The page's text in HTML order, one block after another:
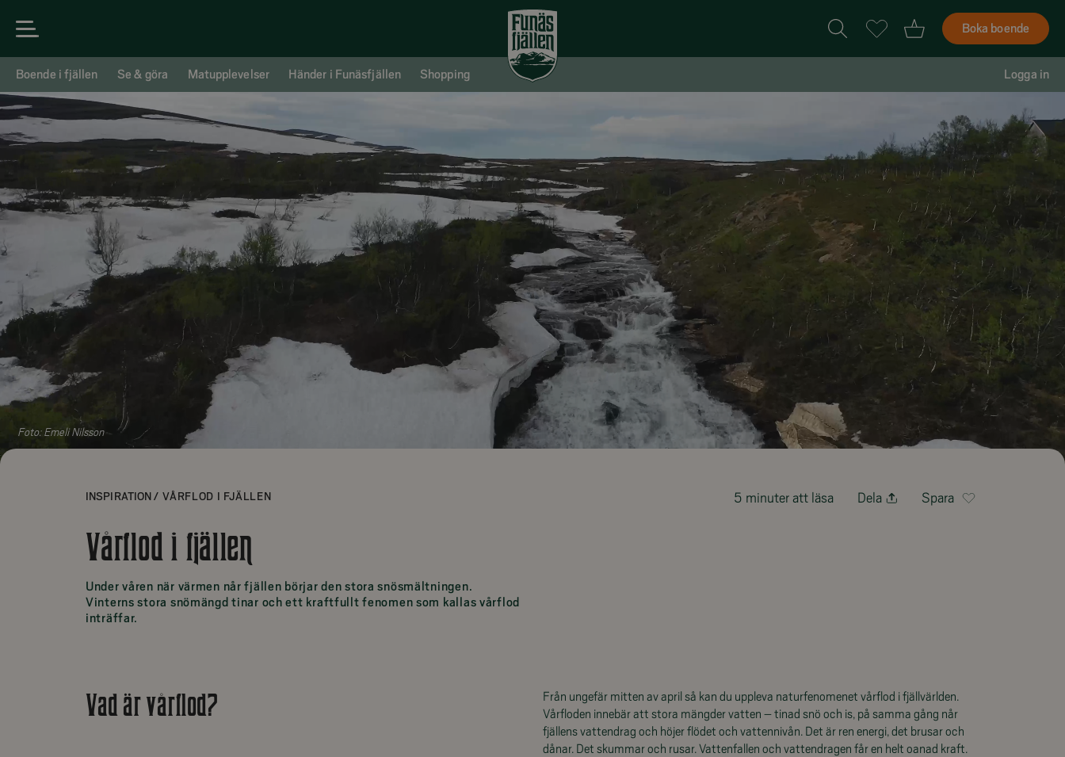
Boka boende
Boende i fjällen Se & göra Matupplevelser Händer i Funäsfjällen Shopping Logga in
Foto:Emeli Nilsson
INSPIRATION / VÅRFLOD I FJÄLLEN 5 minuter att läsa Dela Spara
Vårflod i fjällen
Under våren när värmen når fjällen börjar den stora snösmältningen.
Vinterns stora snömängd tinar och ett kraftfullt fenomen som kallas vårflod
inträffar.
Vad är vårflod?
Från ungefär mitten av april så kan du uppleva naturfenomenet vårflod i fjällvärlden.
Vårfloden innebär att stora mängder vatten – tinad snö och is, på samma gång når
fjällens vattendrag och höjer flödet och vattennivån. Det är ren energi, det brusar och
dånar. Det skummar och rusar. Vattenfallen och vattendragen får en helt oanad kraft.